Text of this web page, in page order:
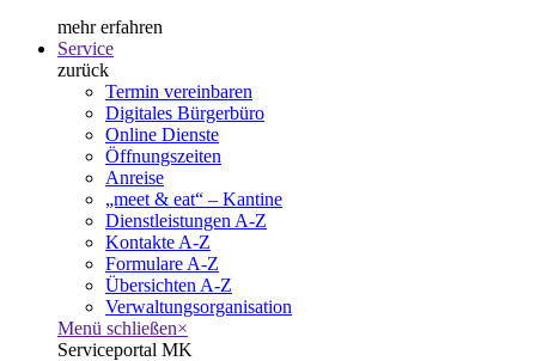
mehr erfahren
Service
zurück
Termin vereinbaren
Digitales Bürgerbüro
Online Dienste
Öffnungszeiten
Anreise
„meet & eat“ – Kantine
Dienstleistungen A-Z
Kontakte A-Z
Formulare A-Z
Übersichten A-Z
Verwaltungsorganisation
Menü schließen×
Serviceportal MK